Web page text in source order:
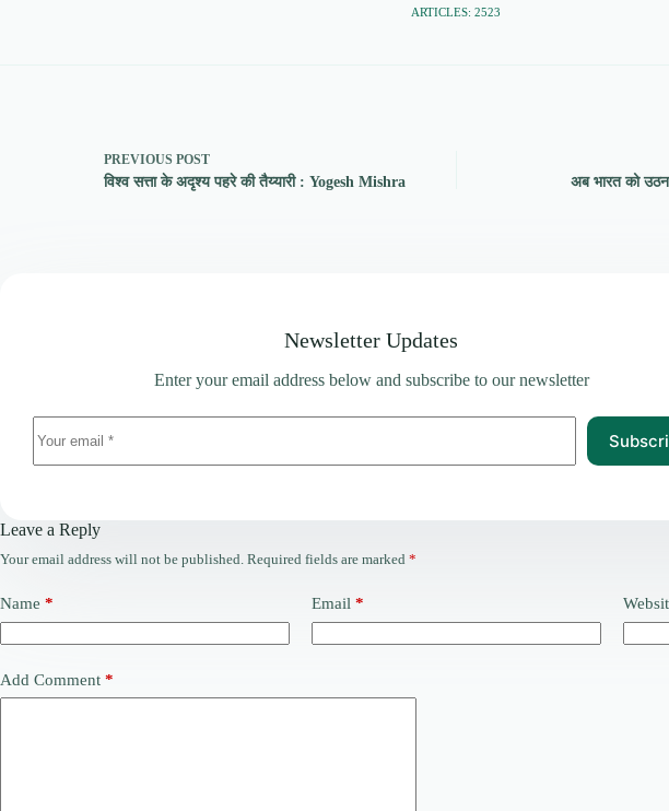
ARTICLES: 2523
PREVIOUS POST
विश्व सत्ता के अदृश्य पहरे की तैय्यारी : Yogesh Mishra अब भारत को
Newsletter Updates
Enter your email address below and subscribe to our newsletter
Leave a Reply
Your email address will not be published. Required fields are marked *
Name * Email *
Add Comment *